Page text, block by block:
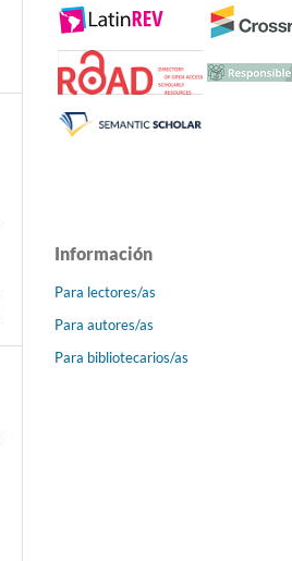
Información
Para lectores/as
Para autores/as
Para bibliotecarios/as